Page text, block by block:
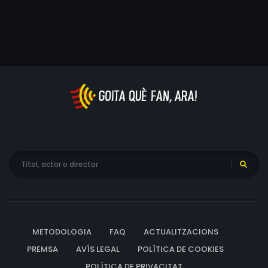
METODOLOGIA FAQ
ACTUALITZACIONS
PREMSA
AVÍS LEGAL
POLÍTICA DE COOKIES